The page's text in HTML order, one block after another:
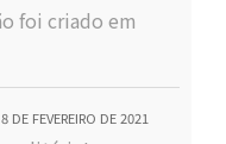
foi criado em
8 DE FEVEREIRO DE 2021